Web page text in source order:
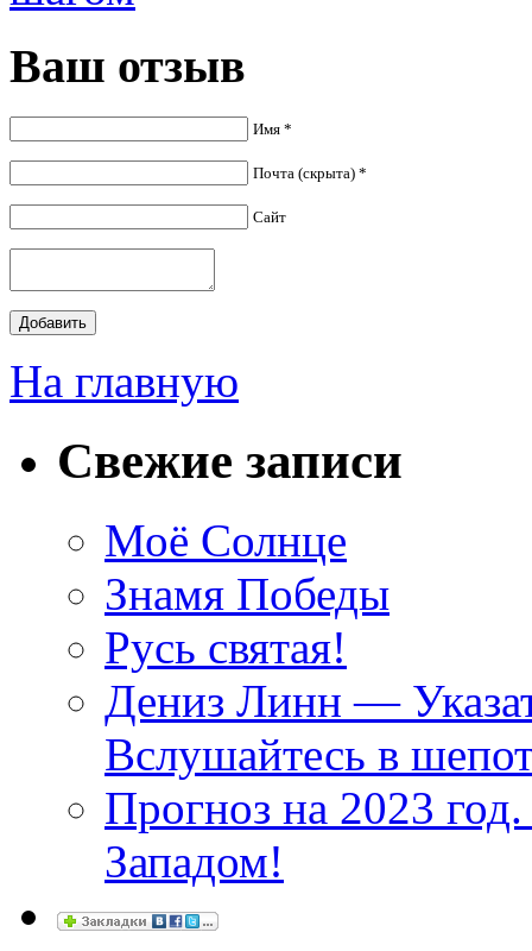
Ваш отзыв
Имя *
Почта (скрыта) *
Сайт
На главную
Свежие записи
Моё Солнце
Знамя Победы
Русь святая!
Дениз Линн —
Вслушайтесь в
Прогноз на 2023
Западом!